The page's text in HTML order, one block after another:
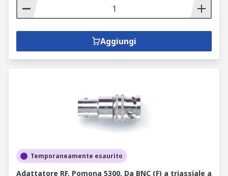
Aggiungi
Temporaneamente esaurito
Adattatore RF, Pomona 5300, Da BNC (F) a triassiale a